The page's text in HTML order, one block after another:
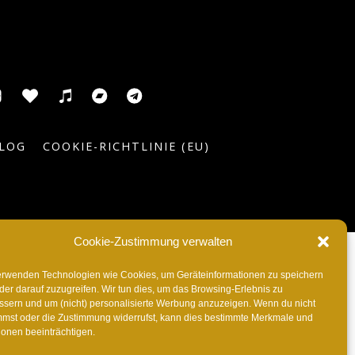
Cookie-Zustimmung verwalten
Technologien wie Cookies, um Geräteinformationen zu speichern
darauf zuzugreifen. Wir tun dies, um das Browsing-Erlebnis zu
und um (nicht) personalisierte Werbung anzuzeigen. Wenn du nicht
oder die Zustimmung widerrufst, kann dies bestimmte Merkmale und
beeinträchtigen.
Anghami
Tidal Bandcamp
COOKIE-RICHTLINIE (EU)